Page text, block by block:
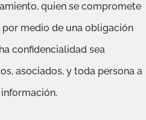
quien se compromete
medio de una obligación
confidencialidad sea
asociados, y toda persona a